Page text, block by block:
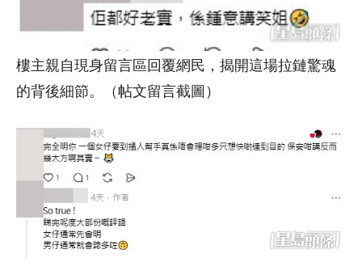
樓主親自現身留言區回覆網民，揭開這場拉鏈驚魂
的背後細節。（帖文留言截圖）